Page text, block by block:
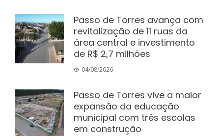
Passo de Torres avança com
revitalização de 11 ruas da
área central e investimento
de R$ 2,7 milhões
04/08/2026
Passo de Torres vive a maior
expansão da educação
municipal com três escolas
em construção